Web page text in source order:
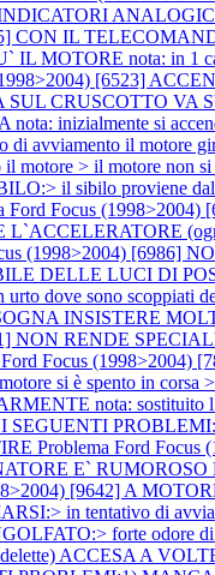
CON IL
MOTORE nota: in 1
[6523]
CRUSCOTTO VA
inizialmente si
avviamento il motore
il motore > il motore non
il sibilo proviene
Ford Focus
(1998>2004)
DELLE LUCI DI
urto dove sono scoppiati
INSISTERE
NON RENDE
Focus (1998>2004)
si è spento in corsa
nota: sostituito
SEGUENTI
Problema Ford
E`
[9642] A
in tentativo di
forte odore di
ACCESA A